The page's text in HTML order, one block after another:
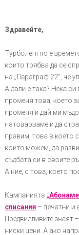
Здравейте,
Турболентно е
които трябва да се
на „Параграф 22”, че
А дали е така? Нека
променя това, което
променя и дай ми
натоварваме и да
правим, това в което
които можем, да
съдбата си в своите
А ние, с това, което
Кампанията
списания – печатни и
Предвидливите знаят
ниски цени. А ако